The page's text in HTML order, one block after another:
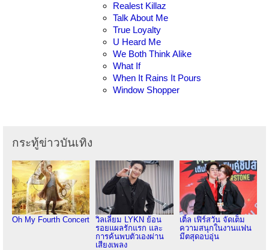
Realest Killaz
Talk About Me
True Loyalty
U Heard Me
We Both Think Alike
What If
When It Rains It Pours
Window Shopper
กระทู้ข่าวบันเทิง
Oh My Fourth Concert
วิลเลี่ยม LYKN ย้อน
รอยแผลรักแรก และ
การค้นพบตัวเองผ่าน
เสียงเพลง
เติ้ล เฟิร์สวัน จัดเต็ม
ความสนุกในงานแฟน
มีตสุดอบอุ่น